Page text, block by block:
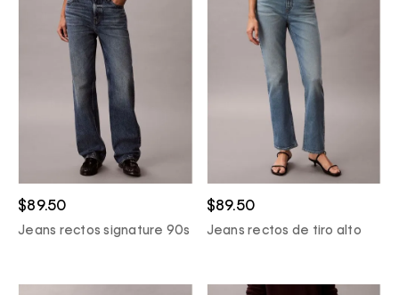
$89.50
Jeans rectos signature 90s
$89.50
Jeans rectos de tiro alto